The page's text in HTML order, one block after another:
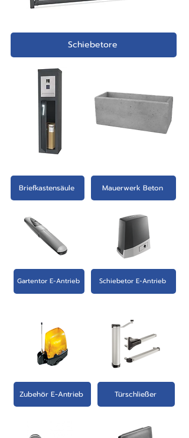
Schiebetore
Briefkastensäule
Gartentor E-Antrieb
Zubehör E-Antrieb
Mauerwerk Beton
Schiebetor E-Antrieb
Türschließer